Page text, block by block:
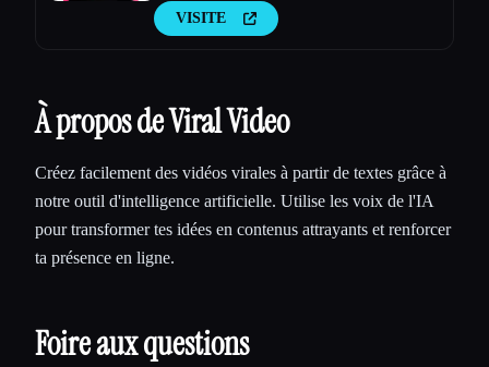
dignes d'un virus, de nouvelles idées de
vidéos et du contenu captivant en quelques
VISITE
À propos de Viral Video
Créez facilement des vidéos virales à partir de textes grâce à
notre outil d'intelligence artificielle. Utilise les voix de l'IA
pour transformer tes idées en contenus attrayants et renforcer
ta présence en ligne.
Foire aux questions